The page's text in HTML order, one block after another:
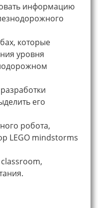
информацию
которые
уровня
его
робота,
LEGO mindstorms